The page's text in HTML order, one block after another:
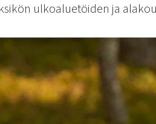
ulkoaluetöiden ja